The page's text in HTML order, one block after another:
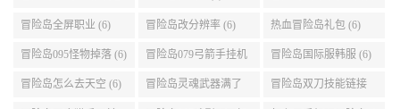
么选 (6) 动关闭电脑 (6)
冒险岛全屏职业 (6) 冒险岛改分辨率 (6) 热血冒险岛礼包 (6)
冒险岛095怪物掉落 (6) 冒险岛079弓箭手挂机
升级的地方 (6)
冒险岛国际服韩服 (6)
冒险岛怎么去天空 (6) 冒险岛灵魂武器满了 冒险岛双刀技能链接